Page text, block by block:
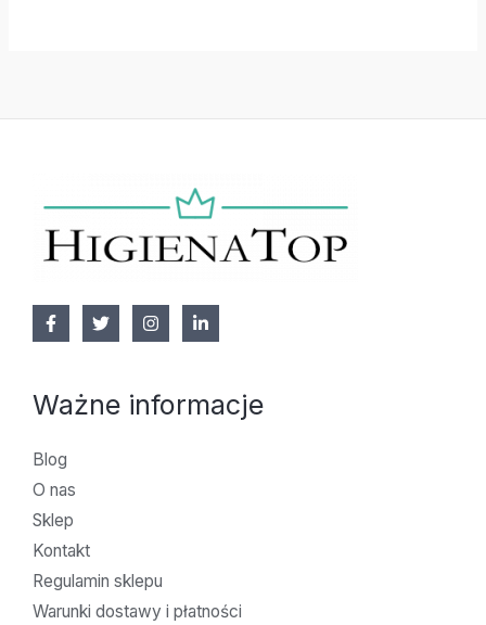
Ważne informacje
Blog
O nas
Sklep
Kontakt
Regulamin sklepu
Warunki dostawy i płatności